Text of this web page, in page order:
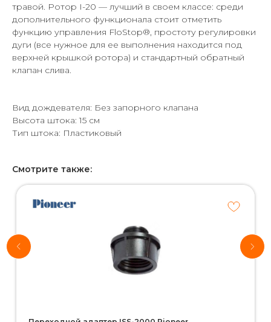
травой. Ротор I-20 — лучший в своем классе: среди
дополнительного функционала стоит отметить
функцию управления FloStop®, простоту регулировки
дуги (все нужное для ее выполнения находится под
верхней крышкой ротора) и стандартный обратный
клапан слива.
Вид дождевателя: Без запорного клапана
Высота штока: 15 см
Тип штока: Пластиковый
Смотрите также:
Хотите
стоимость
*Используются
собственные